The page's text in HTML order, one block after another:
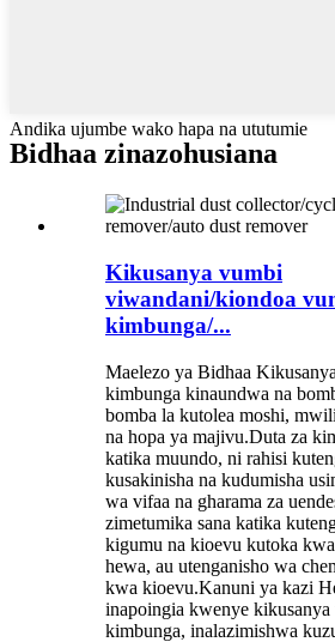
Andika ujumbe wako hapa na ututumie
Bidhaa zinazohusiana
Kikusanya vumbi
viwandani/kiondoa
kimbunga/...
Maelezo ya Bidhaa
kimbunga kinaundwa na
bomba la kutolea moshi,
na hopa ya majivu.Duta za
katika muundo, ni rahisi
kusakinisha na kudumisha
wa vifaa na gharama za
zimetumika sana katika
kigumu na kioevu kutoka
hewa, au utenganisho wa
kwa kioevu.Kanuni ya kazi
inapoingia kwenye kikusanya
kimbunga, inalazimishwa